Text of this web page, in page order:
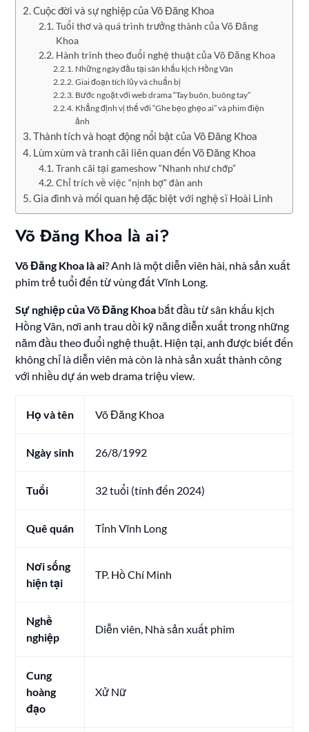
Cuộc đời và sự nghiệp của Võ Đăng Khoa
Tuổi thơ và quá trình trưởng thành của Võ Đăng
Khoa
Hành trình theo đuổi nghệ thuật của Võ Đăng Khoa
Những ngày đầu tại sân khấu kịch Hồng Vân
Giai đoạn tích lũy và chuẩn bị
Bước ngoặt với web drama “Tay buôn, buông tay”
Khẳng định vị thế với “Ghe bẹo ghẹo ai” và phim điện
ảnh
Thành tích và hoạt động nổi bật của Võ Đăng Khoa
Lùm xùm và tranh cãi liên quan đến Võ Đăng Khoa
Tranh cãi tại gameshow “Nhanh như chớp”
Chỉ trích về việc “nịnh bợ” đàn anh
Gia đình và mối quan hệ đặc biệt với nghệ sĩ Hoài Linh
Võ Đăng Khoa là ai?
Võ Đăng Khoa là ai? Anh là một diễn viên hài, nhà sản xuất
phim trẻ tuổi đến từ vùng đất Vĩnh Long.
Sự nghiệp của Võ Đăng Khoa bắt đầu từ sân khấu kịch
Hồng Vân, nơi anh trau dồi kỹ năng diễn xuất trong những
năm đầu theo đuổi nghệ thuật. Hiện tại, anh được biết đến
không chỉ là diễn viên mà còn là nhà sản xuất thành công
với nhiều dự án web drama triệu view.
Họ và tên Võ Đăng Khoa
Ngày sinh 26/8/1992
Tuổi 32 tuổi (tính đến 2024)
Quê quán Tỉnh Vĩnh Long
Nơi sống
hiện tại
TP. Hồ Chí Minh
Nghề
nghiệp
Diễn viên, Nhà sản xuất phim
Cung
hoàng
đạo
Xử Nữ